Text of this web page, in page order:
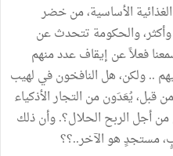
الأساسية، من خضر
وأكثر، والحكومة تتحدث عن
فعلاً عن إيقاف عدد منهم
.. ولكن، هل النافخون في لهيب
قبل، يُعَدَون من التجار الأذكياء
أجل الربح الحلال؟. وأن ذلك
مستجدٍ هو الآخر..؟؟